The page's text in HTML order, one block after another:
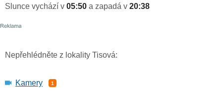
Slunce vychází v 05:50 a zapadá v 20:38
Nepřehlédněte z lokality Tisová:
Kamery 1